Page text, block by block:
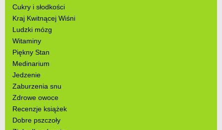
Cukry i słodkości
Kraj Kwitnącej Wiśni
Ludzki mózg
Witaminy
Piękny Stan
Medinarium
Jedzenie
Zaburzenia snu
Zdrowe owoce
Recenzje książek
Dobre pszczoły